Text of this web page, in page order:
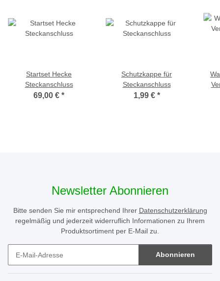
Startset Hecke
Steckanschluss
69,00 € *
Schutzkappe für
Steckanschluss
1,99 € *
Newsletter Abonnieren
Bitte senden Sie mir entsprechend Ihrer Datenschutzerklärung
regelmäßig und jederzeit widerruflich Informationen zu Ihrem
Produktsortiment per E-Mail zu.
Abonnieren